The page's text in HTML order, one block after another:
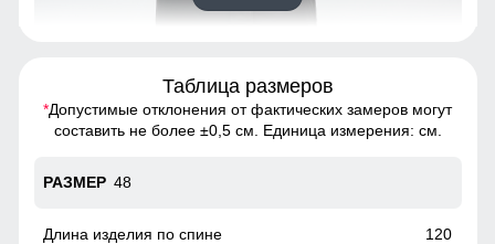
Благодаря универсальной посадке пальто подойдет
девушкам и женщинам с различным типом фигур.
Таблица размеров
*Допустимые отклонения от фактических замеров могут
составить не более ±0,5 см. Единица измерения: см.
48
120